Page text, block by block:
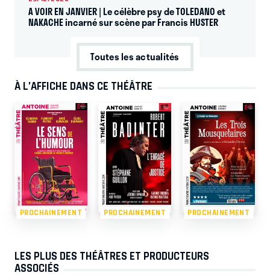
A VOIR EN JANVIER | Le célèbre psy de TOLEDANO et
NAKACHE incarné sur scène par Francis HUSTER
Toutes les actualités
À L’AFFICHE DANS CE THÉÂTRE
PROCHAINEMENT PROCHAINEMENT PROCHAINEMENT
LES PLUS DES THÉÂTRES ET PRODUCTEURS
ASSOCIÉS